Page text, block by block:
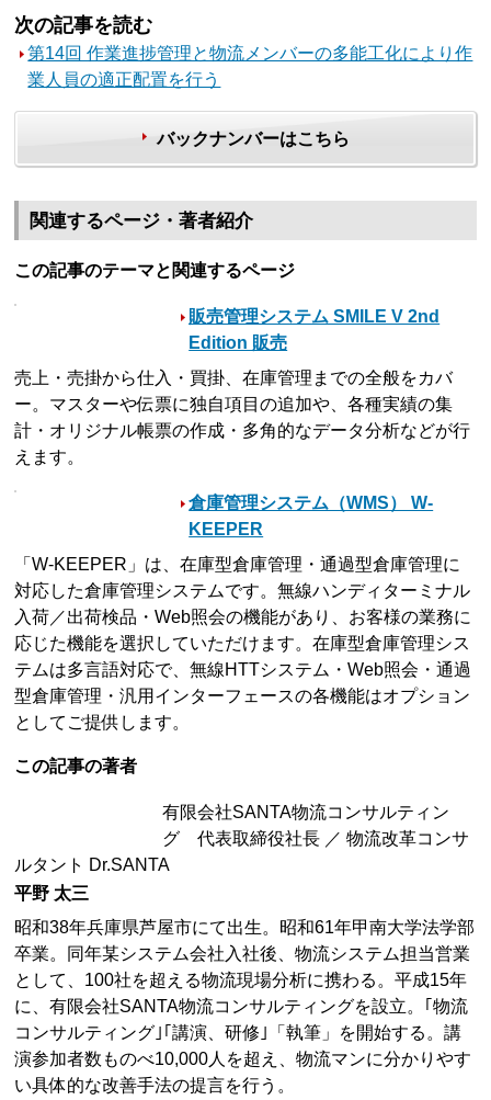
次の記事を読む
第14回 作業進捗管理と物流メンバーの多能工化により作
業人員の適正配置を行う
バックナンバーはこちら
関連するページ・著者紹介
この記事のテーマと関連するページ
販売管理システム SMILE V 2nd
Edition 販売
売上・売掛から仕入・買掛、在庫管理までの全般をカバ
ー。マスターや伝票に独自項目の追加や、各種実績の集
計・オリジナル帳票の作成・多角的なデータ分析などが行
えます。
倉庫管理システム（WMS） W-
KEEPER
「W-KEEPER」は、在庫型倉庫管理・通過型倉庫管理に
対応した倉庫管理システムです。無線ハンディターミナル
入荷／出荷検品・Web照会の機能があり、お客様の業務に
応じた機能を選択していただけます。在庫型倉庫管理シス
テムは多言語対応で、無線HTTシステム・Web照会・通過
型倉庫管理・汎用インターフェースの各機能はオプション
としてご提供します。
この記事の著者
有限会社SANTA物流コンサルティン
グ 代表取締役社長 ／ 物流改革コンサ
ルタント Dr.SANTA
平野 太三
昭和38年兵庫県芦屋市にて出生。昭和61年甲南大学法学部
卒業。同年某システム会社入社後、物流システム担当営業
として、100社を超える物流現場分析に携わる。平成15年
に、有限会社SANTA物流コンサルティングを設立。｢物流
コンサルティング｣｢講演、研修｣「執筆」を開始する。講
演参加者数ものべ10,000人を超え、物流マンに分かりやす
い具体的な改善手法の提言を行う。